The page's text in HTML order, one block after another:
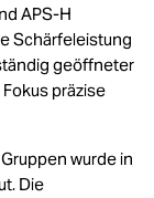
APS-H
Schärfeleistung
geöffneter
präzise
wurde in
Die